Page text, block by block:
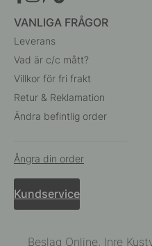
VANLIGA FRÅGOR
Leverans
Vad är c/c mått?
Villkor för fri frakt
Retur & Reklamation
Ändra befintlig order
Ångra din order
Kundservice
Beslag Online, Inre